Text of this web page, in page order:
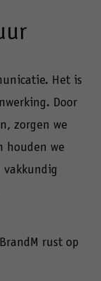
Het is
Door
zorgen we
houden we
vakkundig
rust op